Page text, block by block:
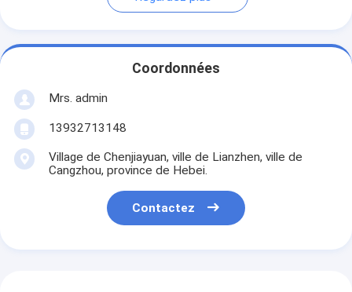
Coordonnées
Mrs. admin
13932713148
Village de Chenjiayuan, ville de Lianzhen, ville de
Cangzhou, province de Hebei.
Contactez